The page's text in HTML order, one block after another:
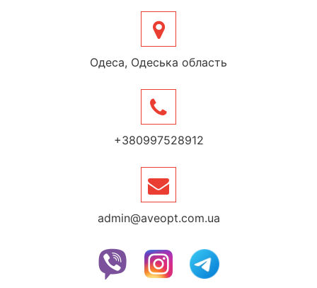
Одеса, Одеська область
+380997528912
admin@aveopt.com.ua